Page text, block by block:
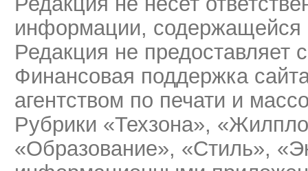
информации, содержащейся
Редакция не предоставляет
Финансовая поддержка
агентством по печати и
Рубрики «Техзона»,
«Образование», «Стиль»,